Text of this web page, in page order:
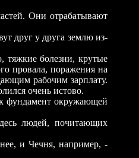
Они отрабатывают
друг у друга землю из-
тяжкие болезни, крутые
провала, поражения на
рабочим зарплату.
очень истово.
фундамент окружающей
людей, почитающих
и Чечня, например, -